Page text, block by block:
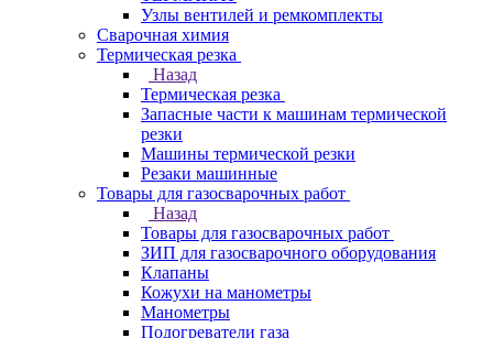
Узлы вентилей и ремкомплекты
Сварочная химия
Термическая резка
Назад
Термическая резка
Запасные части к машинам термической
резки
Машины термической резки
Резаки машинные
Товары для газосварочных работ
Назад
Товары для газосварочных работ
ЗИП для газосварочного оборудования
Клапаны
Кожухи на манометры
Манометры
Подогреватели газа